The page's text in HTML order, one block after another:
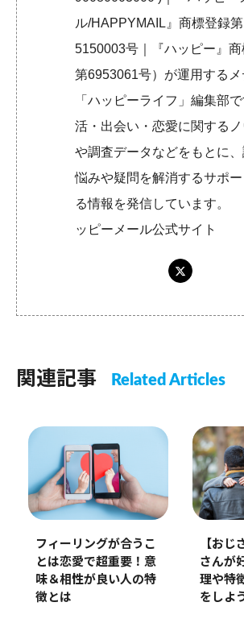
ル/HAPPYMAIL』商標登録第
5150003号｜『ハッピー』
第6953061号）が運用するメ
「ハッピーライフ」編集部
活・出会い・恋愛に関するノ
や調査データなどをもとに
悩みや疑問を解消するサポ
る情報を発信していま
ッピーメール公式サイト
関連記事 Related Articles
フィーリングが合うこ
とは恋愛で超重要！意
味＆相性が良い人の特
徴とは
【おじ
さんが
理や特
をしよ